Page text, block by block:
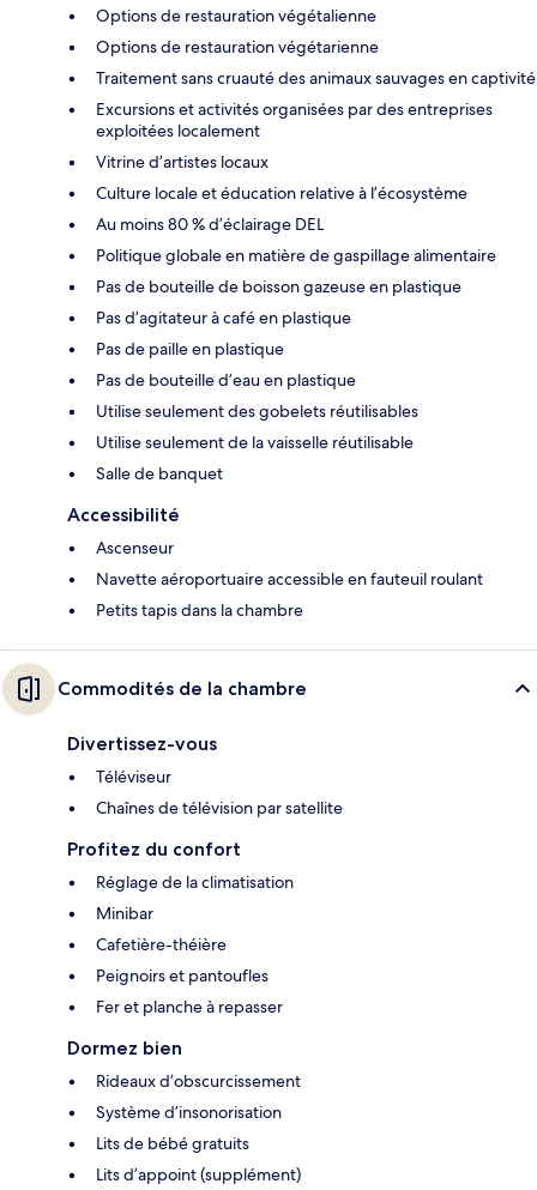
Options de restauration végétalienne
Options de restauration végétarienne
Traitement sans cruauté des animaux sauvages en captivité
Excursions et activités organisées par des entreprises
exploitées localement
Vitrine d’artistes locaux
Culture locale et éducation relative à l’écosystème
Au moins 80 % d’éclairage DEL
Politique globale en matière de gaspillage alimentaire
Pas de bouteille de boisson gazeuse en plastique
Pas d’agitateur à café en plastique
Pas de paille en plastique
Pas de bouteille d’eau en plastique
Utilise seulement des gobelets réutilisables
Utilise seulement de la vaisselle réutilisable
Salle de banquet
Accessibilité
Ascenseur
Navette aéroportuaire accessible en fauteuil roulant
Petits tapis dans la chambre
Commodités de la chambre
Divertissez-vous
Téléviseur
Chaînes de télévision par satellite
Profitez du confort
Réglage de la climatisation
Minibar
Cafetière-théière
Peignoirs et pantoufles
Fer et planche à repasser
Dormez bien
Rideaux d’obscurcissement
Système d’insonorisation
Lits de bébé gratuits
Lits d’appoint (supplément)